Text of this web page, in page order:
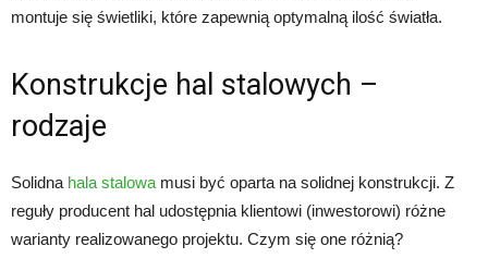
montuje się świetliki, które zapewnią optymalną ilość światła.
Konstrukcje hal stalowych –
rodzaje
Solidna hala stalowa musi być oparta na solidnej konstrukcji. Z
reguły producent hal udostępnia klientowi (inwestorowi) różne
warianty realizowanego projektu. Czym się one różnią?